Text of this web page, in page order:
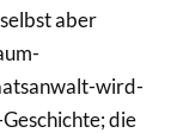
aber
wird-
die